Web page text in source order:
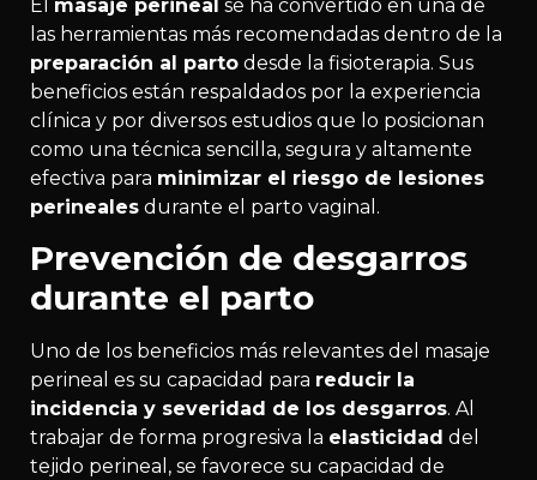
El masaje perineal se ha convertido en una de
las herramientas más recomendadas dentro de la
preparación al parto desde la fisioterapia. Sus
beneficios están respaldados por la experiencia
clínica y por diversos estudios que lo posicionan
como una técnica sencilla, segura y altamente
efectiva para minimizar el riesgo de lesiones
perineales durante el parto vaginal.
Prevención de desgarros
durante el parto
Uno de los beneficios más relevantes del masaje
perineal es su capacidad para reducir la
incidencia y severidad de los desgarros. Al
trabajar de forma progresiva la elasticidad del
tejido perineal, se favorece su capacidad de